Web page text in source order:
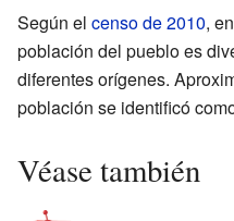
Según el censo de 2010,
población del pueblo es
diferentes orígenes.
población se identificó
Véase también